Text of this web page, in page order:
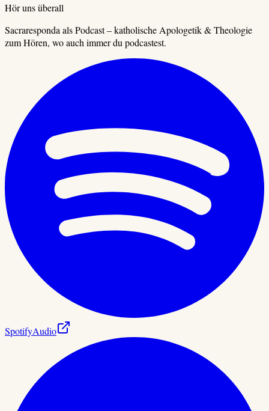
Hör uns überall
Sacraresponda als Podcast – katholische Apologetik & Theologie
zum Hören, wo auch immer du podcastest.
SpotifyAudio